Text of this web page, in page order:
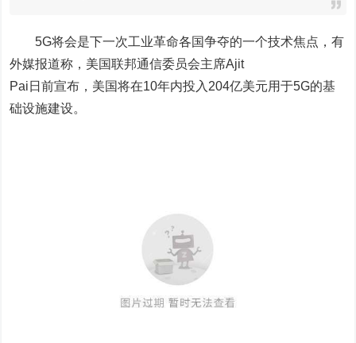
5G将会是下一次工业革命各国争夺的一个技术焦点，有
外媒报道称，美国联邦通信委员会主席Ajit
Pai日前宣布，美国将在10年内投入204亿美元用于5G的基
础设施建设。